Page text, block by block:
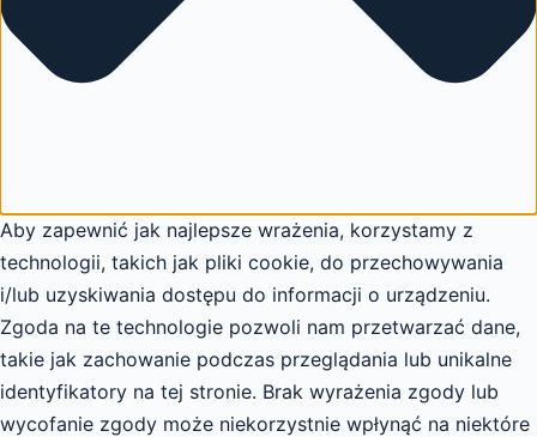
Aby zapewnić jak najlepsze wrażenia, korzystamy z
technologii, takich jak pliki cookie, do przechowywania
i/lub uzyskiwania dostępu do informacji o urządzeniu.
Zgoda na te technologie pozwoli nam przetwarzać dane,
takie jak zachowanie podczas przeglądania lub unikalne
identyfikatory na tej stronie. Brak wyrażenia zgody lub
wycofanie zgody może niekorzystnie wpłynąć na niektóre